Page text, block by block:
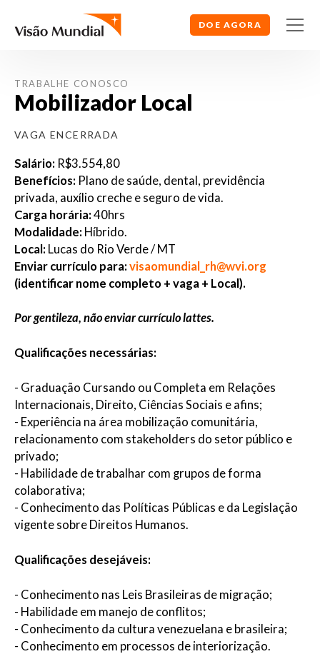
DOE AGORA
TRABALHE CONOSCO
Mobilizador Local
VAGA ENCERRADA
Salário: R$3.554,80
Benefícios: Plano de saúde, dental, previdência
privada, auxílio creche e seguro de vida.
Carga horária: 40hrs
Modalidade: Híbrido.
Local: Lucas do Rio Verde / MT
Enviar currículo para: visaomundial_rh@wvi.org
(identificar nome completo + vaga + Local).
Por gentileza, não enviar currículo lattes.
Qualificações necessárias:
- Graduação Cursando ou Completa em Relações
Internacionais, Direito, Ciências Sociais e afins;
- Experiência na área mobilização comunitária,
relacionamento com stakeholders do setor público e
privado;
- Habilidade de trabalhar com grupos de forma
colaborativa;
- Conhecimento das Políticas Públicas e da Legislação
vigente sobre Direitos Humanos.
Qualificações desejáveis:
- Conhecimento nas Leis Brasileiras de migração;
- Habilidade em manejo de conflitos;
- Conhecimento da cultura venezuelana e brasileira;
- Conhecimento em processos de interiorização.